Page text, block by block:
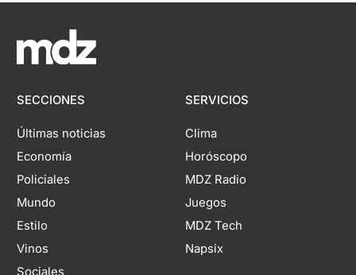
SECCIONES
Últimas noticias
Economía
Policiales
Mundo
Estilo
Vinos
Sociales
SERVICIOS
Clima
Horóscopo
MDZ Radio
Juegos
MDZ Tech
Napsix